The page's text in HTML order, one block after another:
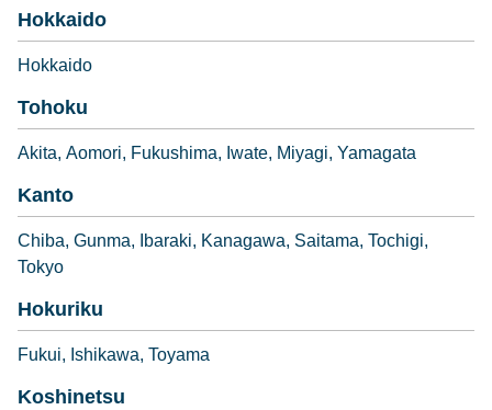
Hokkaido
Hokkaido
Tohoku
Akita Aomori Fukushima Iwate Miyagi Yamagata
Kanto
Chiba Gunma Ibaraki Kanagawa Saitama Tochigi
Tokyo
Hokuriku
Fukui Ishikawa Toyama
Koshinetsu